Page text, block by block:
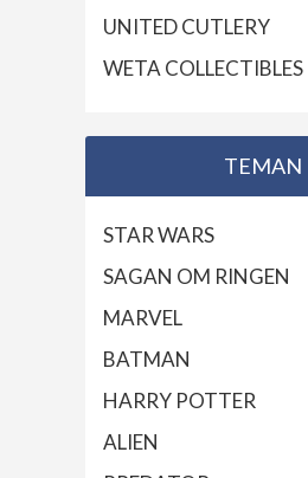
UNITED CUTLERY
WETA COLLECTIBLES
TEMAN
STAR WARS
SAGAN OM RINGEN
MARVEL
BATMAN
HARRY POTTER
ALIEN